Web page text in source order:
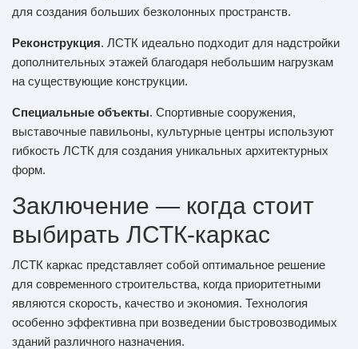
для создания больших безколонных пространств.
Реконструкция. ЛСТК идеально подходит для надстройки
дополнительных этажей благодаря небольшим нагрузкам
на существующие конструкции.
Специальные объекты. Спортивные сооружения,
выставочные павильоны, культурные центры используют
гибкость ЛСТК для создания уникальных архитектурных
форм.
Заключение — когда стоит
выбирать ЛСТК-каркас
ЛСТК каркас представляет собой оптимальное решение
для современного строительства, когда приоритетными
являются скорость, качество и экономия. Технология
особенно эффективна при возведении быстровозводимых
зданий различного назначения.